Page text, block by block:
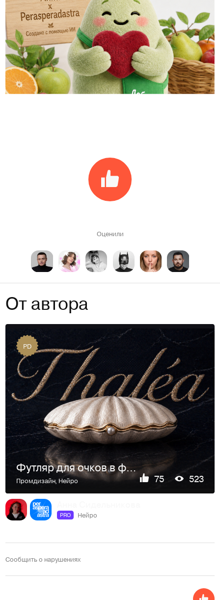
Оценили
От автора
PD
Футляр для очков в форме ракушки
Промдизайн, Нейро 75 523
PRO Нейро
Сообщить о нарушениях